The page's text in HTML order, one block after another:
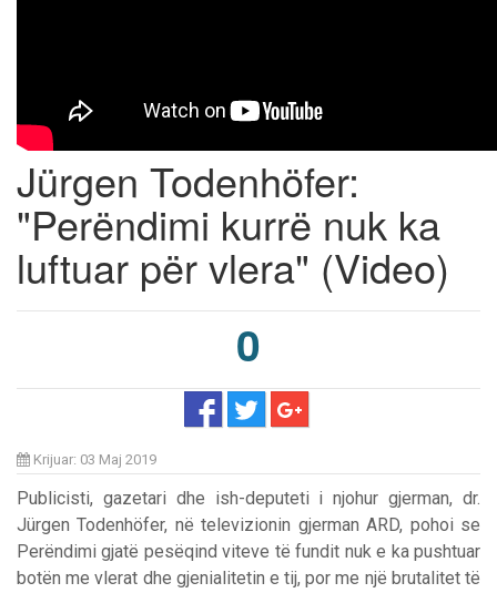
Jürgen Todenhöfer:
"Perëndimi kurrë nuk ka
luftuar për vlera" (Video)
0
Krijuar: 03 Maj 2019
Publicisti, gazetari dhe ish-deputeti i njohur gjerman, dr.
Jürgen Todenhöfer, në televizionin gjerman ARD, pohoi se
Perëndimi gjatë pesëqind viteve të fundit nuk e ka pushtuar
botën me vlerat dhe gjenialitetin e tij, por me një brutalitet të